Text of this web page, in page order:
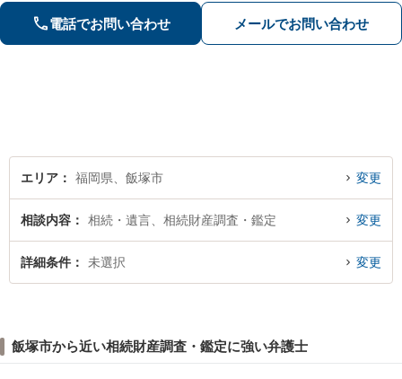
害、過失、後遺障害、交渉、訴訟な
ど、解決実績豊富。弁護士特約を利用
電話でお問い合わせ メールでお問い合わせ
エリア 福岡県、飯塚市 変更
相談内容 相続・遺言、相続財産調査・鑑定 変更
詳細条件 未選択 変更
飯塚市から近い相続財産調査・鑑定に強い弁護士